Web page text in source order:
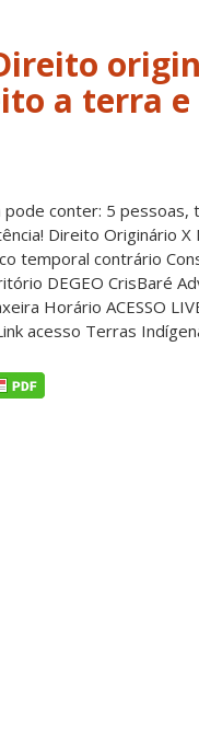
a terra